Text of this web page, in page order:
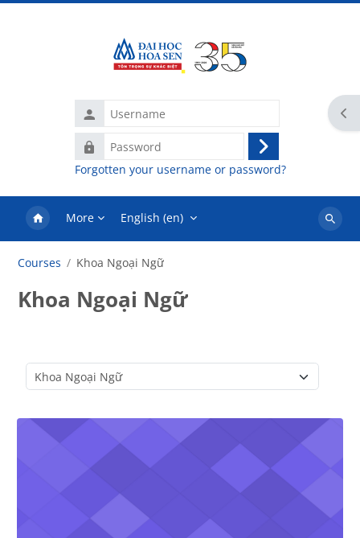
Username
Password
Log
in
Forgotten your username or password?
More English ‎(en)‎
Search
Courses Khoa Ngoại Ngữ
Khoa Ngoại Ngữ